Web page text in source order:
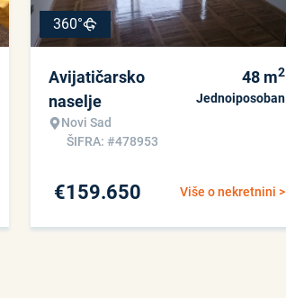
360°
Avijatičarsko
naselje
Novi Sad
ŠIFRA: #478953
48 m2
Jednoiposoban
Više o nekretnini >
€159.650